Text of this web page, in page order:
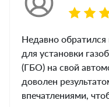
Недавно обратился
для установки
(ГБО) на свой
доволен
впечатлениями,